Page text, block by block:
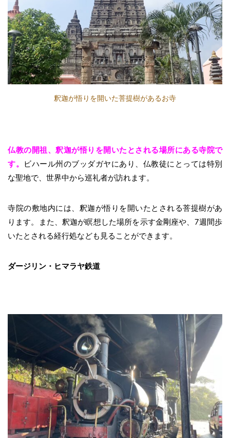
釈迦が悟りを開いた菩提樹があるお寺
仏教の開祖、釈迦が悟りを開いたとされる場所にある寺院で
す。
ビハール州のブッダガヤにあり、仏教徒にとっては特別
な聖地で、世界中から巡礼者が訪れます。
寺院の敷地内には、釈迦が悟りを開いたとされる菩提樹があ
ります。また、釈迦が瞑想した場所を示す金剛座や、7週間歩
いたとされる経行処なども見ることができます。
ダージリン・ヒマラヤ鉄道